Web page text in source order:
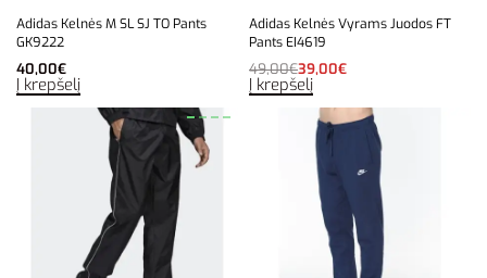
Adidas Kelnės M SL SJ TO Pants
GK9222
40,00€
Į krepšelį
Adidas Kelnės Vyrams Juodos FT
Pants EI4619
49,00€39,00€
Į krepšelį